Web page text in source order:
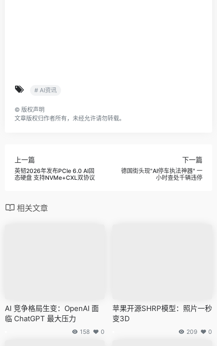
# AI资讯
© 版权声明
文章版权归作者所有，未经允许请勿转载。
上一篇
英韧2026年发布PCIe 6.0 AI固
态硬盘 支持NVMe+CXL双协议
下一篇
德国街头现"AI停车执法神器" 一
小时查处千辆违停
相关文章
AI 竞争格局生变：OpenAI 面
临 ChatGPT 最大压力
158 0
苹果开源SHRP模型：照片一秒
变3D
209 0